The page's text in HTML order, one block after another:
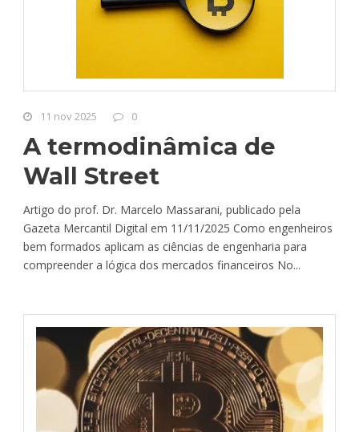
11 nov 2025 0
A termodinâmica de
Wall Street
Artigo do prof. Dr. Marcelo Massarani, publicado pela
Gazeta Mercantil Digital em 11/11/2025 Como engenheiros
bem formados aplicam as ciências de engenharia para
compreender a lógica dos mercados financeiros No...